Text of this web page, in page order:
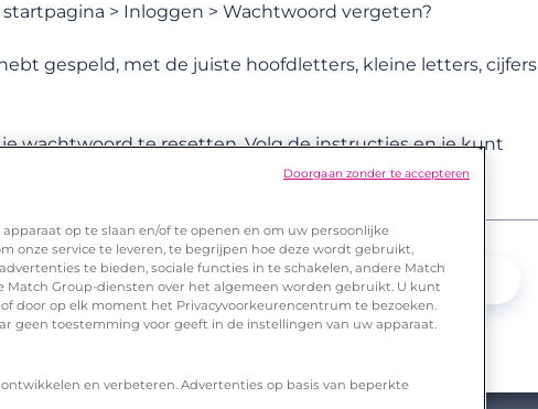
> Inloggen > Wachtwoord vergeten?
gespeld, met de juiste hoofdletters, kleine letters, cijfers
wachtwoord te resetten. Volg de instructies en je kunt
Ja Nee
op te slaan en/of te openen en om uw persoonlijke
onze service te leveren, te begrijpen hoe deze wordt gebruikt,
te bieden, sociale functies in te schakelen, andere Match
Group-diensten over het algemeen worden gebruikt. U kunt
door op elk moment het Privacyvoorkeurencentrum te bezoeken.
geen toestemming voor geeft in de instellingen van uw apparaat.
en verbeteren. Advertenties op basis van beperkte
Doorgaan zonder te accepteren